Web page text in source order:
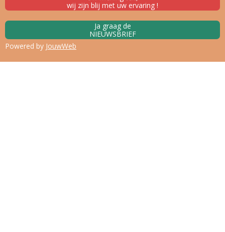
wij zijn blij met uw ervaring !
Ja graag de
NIEUWSBRIEF
Powered by JouwWeb